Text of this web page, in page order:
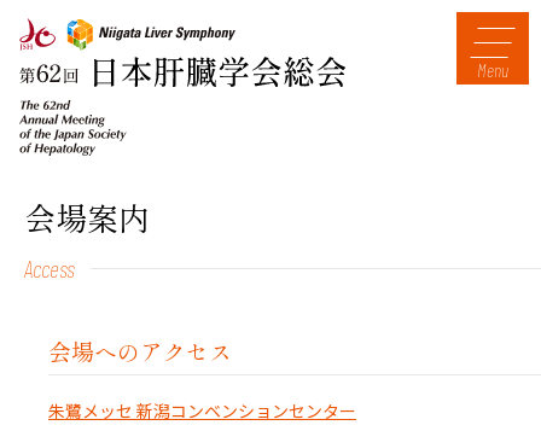
会場案内
Access
会場へのアクセス
朱鷺メッセ 新潟コンベンションセンター
Menu